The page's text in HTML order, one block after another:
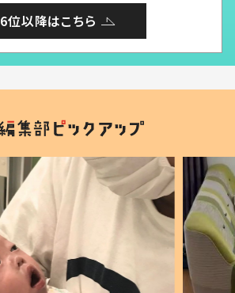
6位以降はこちら